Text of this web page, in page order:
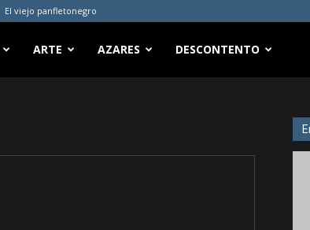
El viejo panfletonegro
ARTE AZARES DESCONTENTO